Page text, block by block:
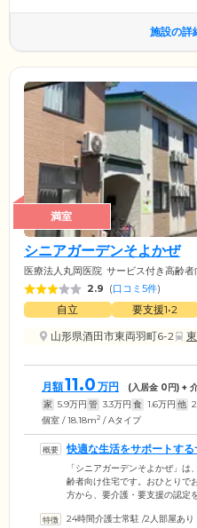
施設の詳
満室
シニアガーデンそよかぜ
医療法人丸岡医院 サービス付き高齢者
2.9 (口コミ5件)
自立 要支援1•2
山形県酒田市東両羽町6-2
月額11.0 万円 (入居金 0円) +
家 5.9万円 管 3.3万円 食 1.6万円 他
個室 / 18.18m2 / Aタイプ
快適な生活をサポートす
です
「シニアガーデンそよかぜ」
齢者向け住宅です。おひとりで
方から、要介護・要支援の認定
日常駐し、洗濯・掃除などの身
24時間介護士常駐 /2人部屋あり